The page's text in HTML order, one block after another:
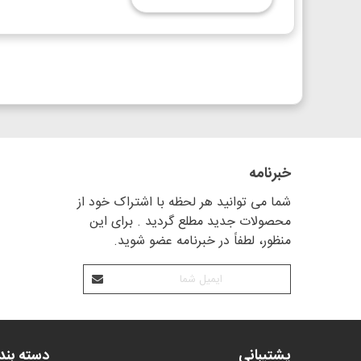
خبرنامه
شما می توانید هر لحظه با اشتراک خود از
محصولات جدید مطلع گردید . برای این
منظور، لطفاً در خبرنامه عضو شوید.
پشتیبانی دسته